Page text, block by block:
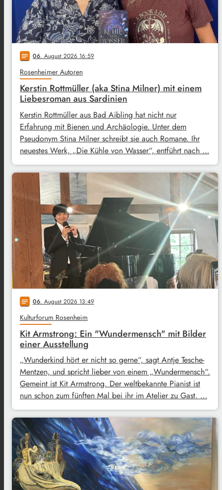
notes 06. August 2026 16:59
Rosenheimer Autoren
Kerstin Rottmüller (aka Stina Milner) mit einem
Liebesroman aus Sardinien
Kerstin Rottmüller aus Bad Aibling hat nicht nur
Erfahrung mit Bienen und Archäologie. Unter dem
Pseudonym Stina Milner schreibt sie auch Romane. Ihr
neuestes Werk, „Die Kühle von Wasser“, entführt nach …
notes 06. August 2026 13:49
Kulturforum Rosenheim
Kit Armstrong: Ein "Wundermensch" mit Bilder
einer Ausstellung
„Wunderkind hört er nicht so gerne“, sagt Antje Tesche-
Mentzen, und spricht lieber von einem „Wundermensch“.
Gemeint ist Kit Armstrong. Der weltbekannte Pianist ist
nun schon zum fünften Mal bei ihr im Atelier zu Gast. …